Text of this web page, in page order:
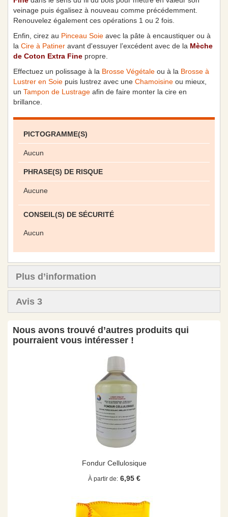
veinage puis égalisez à nouveau comme précédemment.
Renouvelez également ces opérations 1 ou 2 fois.
Enfin, cirez au Pinceau Soie avec la pâte à encaustiquer ou à
la Cire à Patiner avant d'essuyer l’excédent avec de la Mèche
de Coton Extra Fine propre.
Effectuez un polissage à la Brosse Végétale ou à la Brosse à
Lustrer en Soie puis lustrez avec une Chamoisine ou mieux,
un Tampon de Lustrage afin de faire monter la cire en
brillance.
PICTOGRAMME(S)
Aucun
PHRASE(S) DE RISQUE
Aucune
CONSEIL(S) DE SÉCURITÉ
Aucun
Plus d’information
Avis 3
Nous avons trouvé d’autres produits qui
pourraient vous intéresser !
Fondur Cellulosique
À partir de 6,95 €